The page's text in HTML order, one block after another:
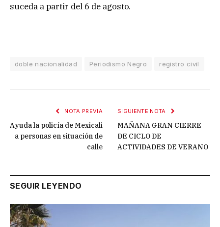
suceda a partir del 6 de agosto.
doble nacionalidad Periodismo Negro registro civil
NOTA PREVIA
Ayuda la policía de Mexicali
a personas en situación de
calle
SIGUIENTE NOTA
MAÑANA GRAN CIERRE
DE CICLO DE
ACTIVIDADES DE VERANO
SEGUIR LEYENDO